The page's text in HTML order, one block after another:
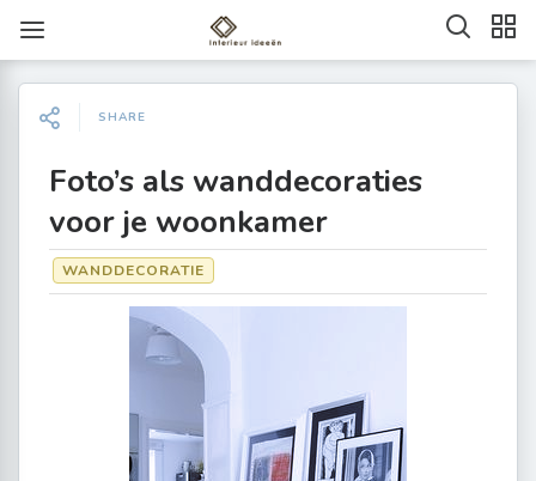
SHARE
Foto’s als wanddecoraties
voor je woonkamer
WANDDECORATIE